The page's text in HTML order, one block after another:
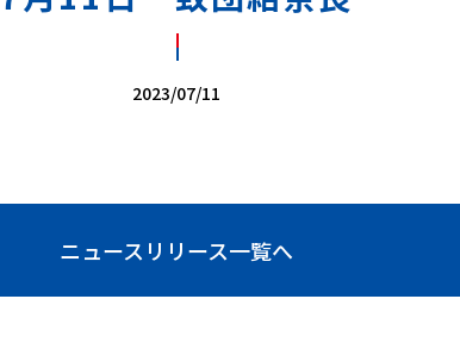
2023/07/11
ニュースリリース一覧へ